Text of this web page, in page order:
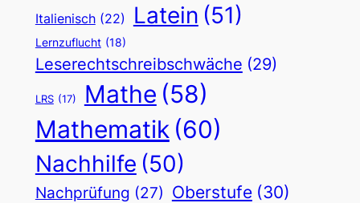
Italienisch (22) Latein (51)
Lernzuflucht (18)
Leserechtschreibschwäche (29)
LRS (17) Mathe (58)
Mathematik (60)
Nachhilfe (50)
Nachprüfung (27) Oberstufe (30)